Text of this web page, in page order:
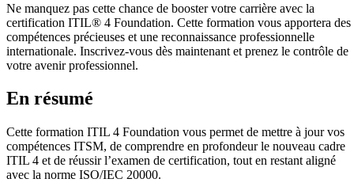
Ne manquez pas cette chance de booster votre carrière avec la
certification ITIL® 4 Foundation. Cette formation vous apportera des
compétences précieuses et une reconnaissance professionnelle
internationale. Inscrivez-vous dès maintenant et prenez le contrôle de
votre avenir professionnel.
En résumé
Cette formation ITIL 4 Foundation vous permet de mettre à jour vos
compétences ITSM, de comprendre en profondeur le nouveau cadre
ITIL 4 et de réussir l’examen de certification, tout en restant aligné
avec la norme ISO/IEC 20000.